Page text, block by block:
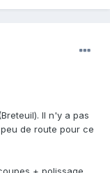
Il n'y a pas
de route pour ce